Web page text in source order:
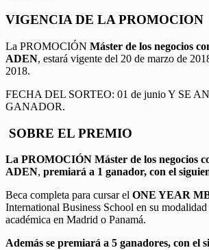
VIGENCIA DE LA PROMOCION
La PROMOCIÓN Máster de los negocios
ADEN, estará vigente del 20 de marzo de
2018.
FECHA DEL SORTEO: 01 de junio Y SE
GANADOR.
SOBRE EL PREMIO
La PROMOCIÓN Máster de los negocios
ADEN, premiará a 1 ganador, con el
Beca completa para cursar el ONE YEAR
International Business School en su
académica en Madrid o Panamá.
Además se premiará a 5 ganadores, con el